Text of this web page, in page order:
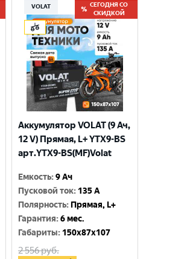
VOLAT
СЕГОДНЯ СО
СКИДКОЙ
Аккумулятор VOLAT (9 Ач,
12 V) Прямая, L+ YTX9-BS
арт.YTX9-BS(MF)Volat
Емкость:9 Ач
Пусковой ток: 135 A
Полярность: Прямая, L+
Гарантия:6 мес.
Габариты: 150x87x107
2 556руб.